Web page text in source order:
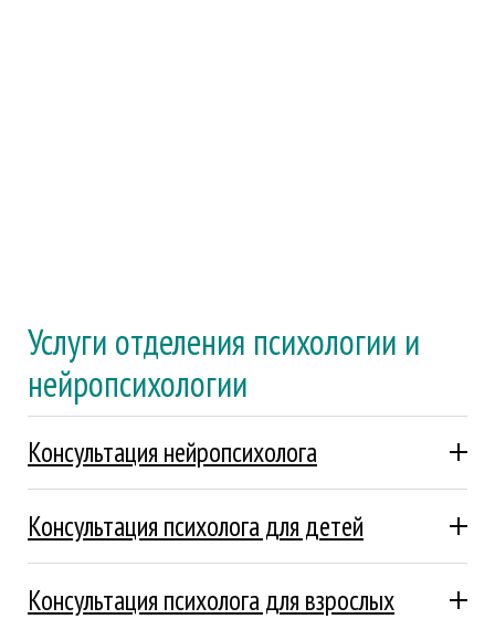
Услуги отделения психологии и
нейропсихологии
Консультация нейропсихолога
Подробнее
Консультация психолога для детей
Подробнее
Консультация психолога для взрослых